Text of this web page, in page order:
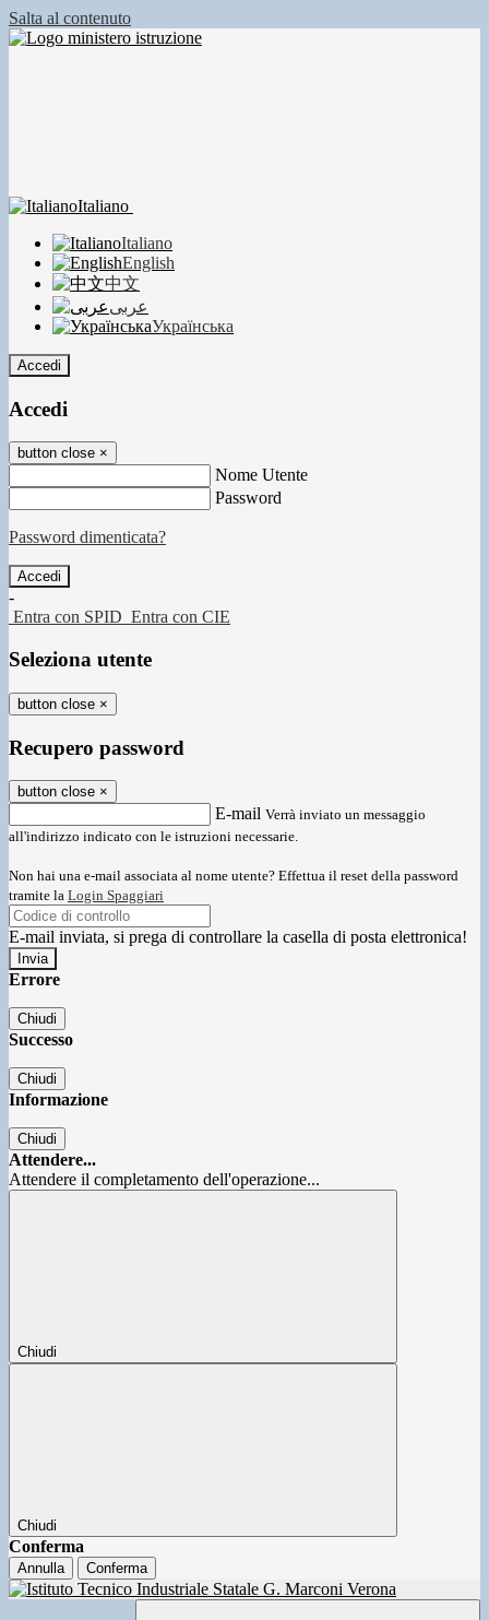
Salta al contenuto
Italiano
Italiano
English
中文
عربى
Українська
Accedi
Accedi
button close ×
Nome Utente
Password
Password dimenticata?
-
Entra con SPID Entra con CIE
Seleziona utente
button close ×
Recupero password
button close ×
E-mail Verrà inviato un messaggio
all'indirizzo indicato con le istruzioni necessarie.
Non hai una e-mail associata al nome utente? Effettua il reset della password
tramite la Login Spaggiari
E-mail inviata, si prega di controllare la casella di posta elettronica!
Errore
Chiudi
Successo
Chiudi
Informazione
Chiudi
Attendere...
Attendere il completamento dell'operazione...
Chiudi
Chiudi
Conferma
Annulla Conferma